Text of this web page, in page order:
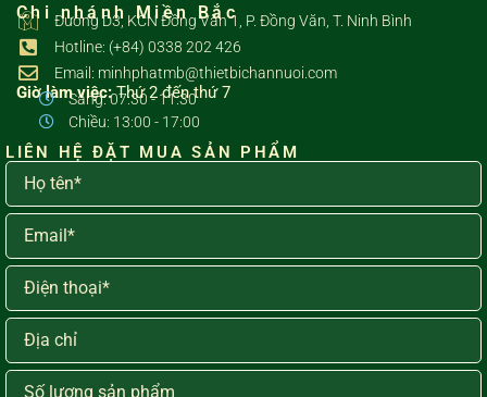
Chi nhánh Miền Bắc
Đường D3, KCN Đồng Văn 1, P. Đồng Văn, T. Ninh Bình
Hotline: (+84) 0338 202 426
Email: minhphatmb@thietbichannuoi.com
Giờ làm việc:Thứ 2 đến thứ 7
Sáng: 07:30 - 11:30
Chiều: 13:00 - 17:00
LIÊN HỆ ĐẶT MUA SẢN PHẨM